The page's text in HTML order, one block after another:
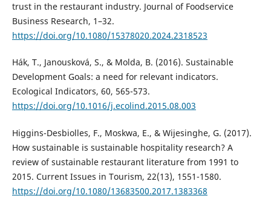
trust in the restaurant industry. Journal of Foodservice
Business Research, 1–32.
https://doi.org/10.1080/15378020.2024.2318523
Hák, T., Janousková, S., & Molda, B. (2016). Sustainable
Development Goals: a need for relevant indicators.
Ecological Indicators, 60, 565-573.
https://doi.org/10.1016/j.ecolind.2015.08.003
Higgins-Desbiolles, F., Moskwa, E., & Wijesinghe, G. (2017).
How sustainable is sustainable hospitality research? A
review of sustainable restaurant literature from 1991 to
2015. Current Issues in Tourism, 22(13), 1551-1580.
https://doi.org/10.1080/13683500.2017.1383368